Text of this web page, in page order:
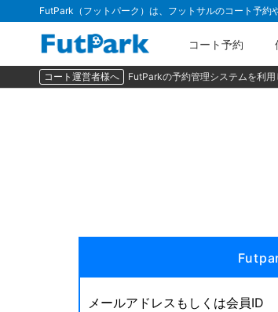
FutPark（フットパーク）は、フットサルのコート予約
コート予約
コート運営者様へ FutParkの予約管理システムを利用
メールアドレスもしくは会員ID